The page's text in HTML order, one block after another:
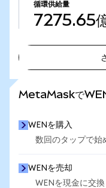
循環供給量
7275.65
MetaMaskで
WENを購入
数回のタップで始
WENを売却
WENを現金に交換